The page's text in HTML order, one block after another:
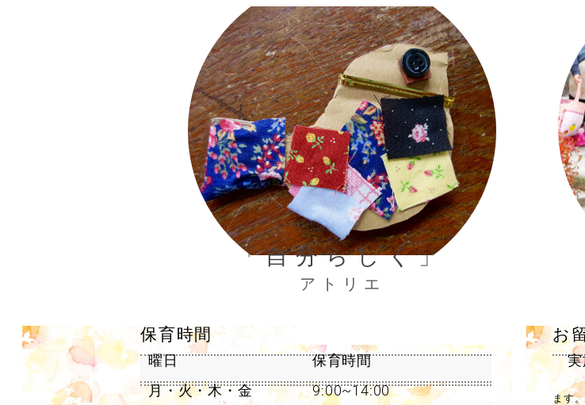
「自分らしく」
アトリエ
保育時間
曜日 保育時間
月・火・木・金 9:00~14:00
お
実
(『
ます